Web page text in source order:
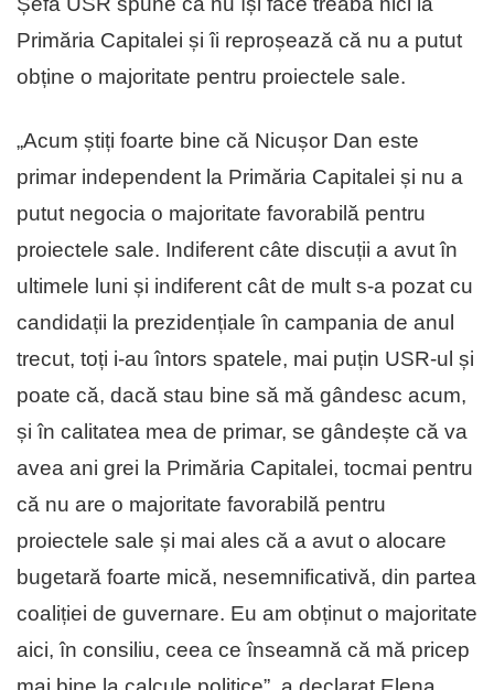
Primăria Capitalei și îi reproșează că nu a putut
obține o majoritate pentru proiectele sale.
„Acum știți foarte bine că Nicușor Dan este
primar independent la Primăria Capitalei și nu a
putut negocia o majoritate favorabilă pentru
proiectele sale. Indiferent câte discuții a avut în
ultimele luni și indiferent cât de mult s-a pozat cu
candidații la prezidențiale în campania de anul
trecut, toți i-au întors spatele, mai puțin USR-ul și
poate că, dacă stau bine să mă gândesc acum,
și în calitatea mea de primar, se gândește că va
avea ani grei la Primăria Capitalei, tocmai pentru
că nu are o majoritate favorabilă pentru
proiectele sale și mai ales că a avut o alocare
bugetară foarte mică, nesemnificativă, din partea
coaliției de guvernare. Eu am obținut o majoritate
aici, în consiliu, ceea ce înseamnă că mă pricep